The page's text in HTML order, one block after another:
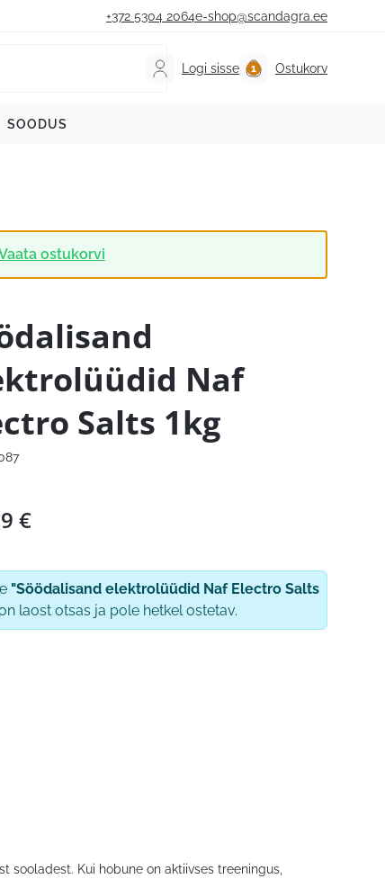
+372 5304 2064e-shop@scandagra.ee
Logi sisse Ostukorv
SOODUS
ostukorvi
Naf
Salts 1kg
€
"Söödalisand elektrolüüdid Naf Electro Salts
laost otsas ja pole hetkel ostetav.
Kui hobune on aktiivses treeningus,